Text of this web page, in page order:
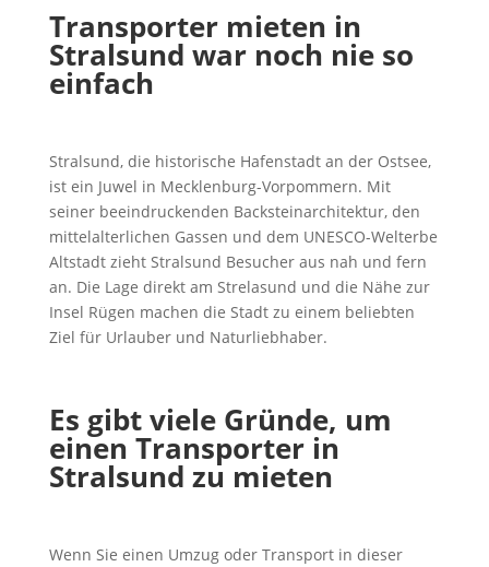
Transporter mieten in
Stralsund war noch nie so
einfach
Stralsund, die historische Hafenstadt an der Ostsee,
ist ein Juwel in Mecklenburg-Vorpommern. Mit
seiner beeindruckenden Backsteinarchitektur, den
mittelalterlichen Gassen und dem UNESCO-Welterbe
Altstadt zieht Stralsund Besucher aus nah und fern
an. Die Lage direkt am Strelasund und die Nähe zur
Insel Rügen machen die Stadt zu einem beliebten
Ziel für Urlauber und Naturliebhaber.
Es gibt viele Gründe, um
einen Transporter in
Stralsund zu mieten
Wenn Sie einen Umzug oder Transport in dieser